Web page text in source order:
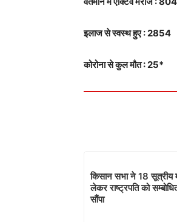
इलाज से स्वस्थ हुए : 2854
कोरोना से कुल मौत : 25*
किसान सभा ने 18 सूत्रीय
लेकर राष्ट्रपति को
सौंपा